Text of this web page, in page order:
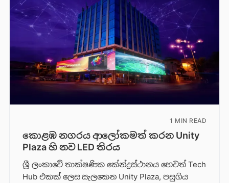
1 MIN READ
කොළඹ නගරය ආලෝකමත් කරන Unity
Plaza හි නව LED තිරය
ශ්‍රී ලංකාවේ තාක්ෂණික කේන්ද්‍රස්ථානය හෙවත් Tech
Hub එකක් ලෙස සැලකෙන Unity Plaza, පසුගිය